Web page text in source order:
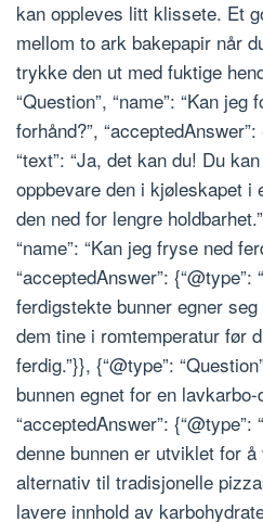
kan oppleves litt klissete. Et
mellom to ark bakepapir når
trykke den ut med fuktige
“Question”, “name”: “Kan jeg
forhånd?”, “acceptedAnswer”:
“text”: “Ja, det kan du! Du
oppbevare den i kjøleskapet i
den ned for lengre
“name”: “Kan jeg fryse ned
“acceptedAnswer”: {“@type”:
ferdigstekte bunner egner
dem tine i romtemperatur før
ferdig.”}}, {“@type”:
bunnen egnet for en lavkarbo-
“acceptedAnswer”: {“@type”:
denne bunnen er utviklet for
alternativ til tradisjonelle
lavere innhold av